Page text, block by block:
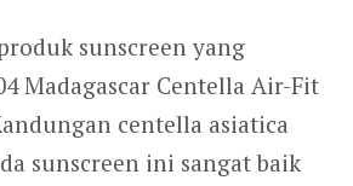
sunscreen yang
Madagascar Centella Air-Fit
centella asiatica
sunscreen ini sangat baik